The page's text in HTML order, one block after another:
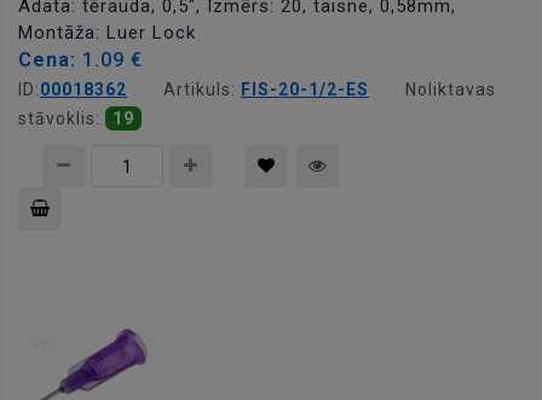
Adata: tērauda, 0,5", Izmērs: 20, taisne, 0,58mm,
Montāža: Luer Lock
Cena: 1.09 €
ID:00018362 Artikuls: FIS-20-1/2-ES
Noliktavas
stāvoklis:
19